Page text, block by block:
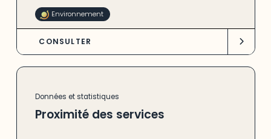
Environnement
CONSULTER
Données et statistiques
Proximité des services